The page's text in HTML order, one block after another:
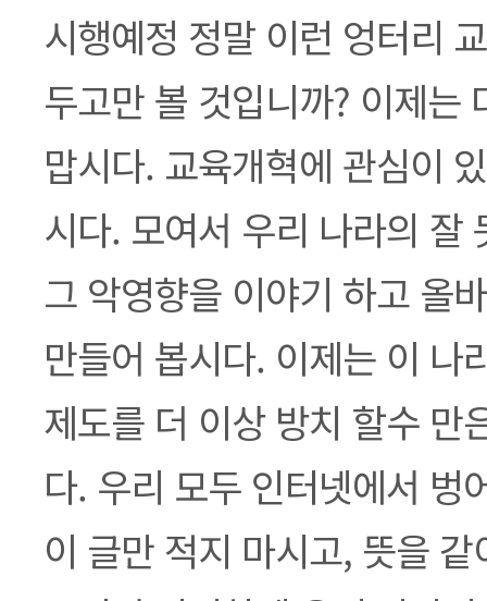
시행예정 정말 이런 엉터리
두고만 볼 것입니까? 이제는
맙시다. 교육개혁에 관심이
시다. 모여서 우리 나라의 잘
그 악영향을 이야기 하고 올
만들어 봅시다. 이제는 이 나
제도를 더 이상 방치 할수 만
다. 우리 모두 인터넷에서 벙
이 글만 적지 마시고, 뜻을